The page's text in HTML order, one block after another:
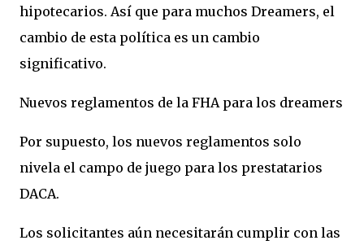
hipotecarios. Así que para muchos Dreamers, el
cambio de esta política es un cambio
significativo.
Nuevos reglamentos de la FHA para los dreamers
Por supuesto, los nuevos reglamentos solo
nivela el campo de juego para los prestatarios
DACA.
Los solicitantes aún necesitarán cumplir con las